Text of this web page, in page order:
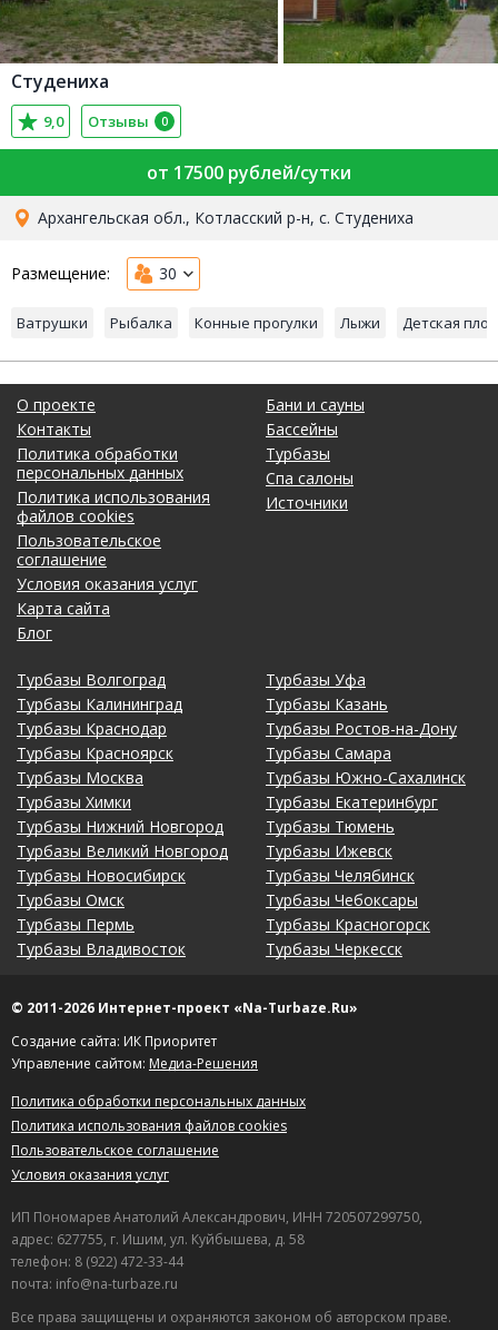
Студениха
9,0 Отзывы 0
от 17500 рублей/сутки
Архангельская обл., Котласский р-н, с. Студениха
Размещение: 30
Ватрушки Рыбалка Конные прогулки Лыжи Детская
О проекте
Контакты
Политика обработки
персональных данных
Политика использования
файлов cookies
Пользовательское
соглашение
Условия оказания услуг
Карта сайта
Блог
Бани и сауны
Бассейны
Турбазы
Спа салоны
Источники
Турбазы Волгоград
Турбазы Калининград
Турбазы Краснодар
Турбазы Красноярск
Турбазы Москва
Турбазы Химки
Турбазы Нижний Новгород
Турбазы Великий Новгород
Турбазы Новосибирск
Турбазы Омск
Турбазы Пермь
Турбазы Владивосток
Турбазы Уфа
Турбазы Казань
Турбазы Ростов-на-Дону
Турбазы Самара
Турбазы Южно-Сахалинск
Турбазы Екатеринбург
Турбазы Тюмень
Турбазы Ижевск
Турбазы Челябинск
Турбазы Чебоксары
Турбазы Красногорск
Турбазы Черкесск
© 2011-2026 Интернет-проект «Na-Turbaze.Ru»
Создание сайта: ИК Приоритет
Управление сайтом: Медиа-Решения
Политика обработки персональных данных
Политика использования файлов cookies
Пользовательское соглашение
Условия оказания услуг
ИП Пономарев Анатолий Александрович, ИНН 720507299750,
адрес: 627755, г. Ишим, ул. Куйбышева, д. 58
телефон: 8 (922) 472-33-44
почта: info@na-turbaze.ru
Все права защищены и охраняются законом об авторском праве.